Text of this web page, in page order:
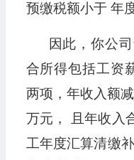
预缴税额小于 年
因此，你公
合所得包括工资
两项，年收入额
万元， 且年收入
工年度汇算清缴